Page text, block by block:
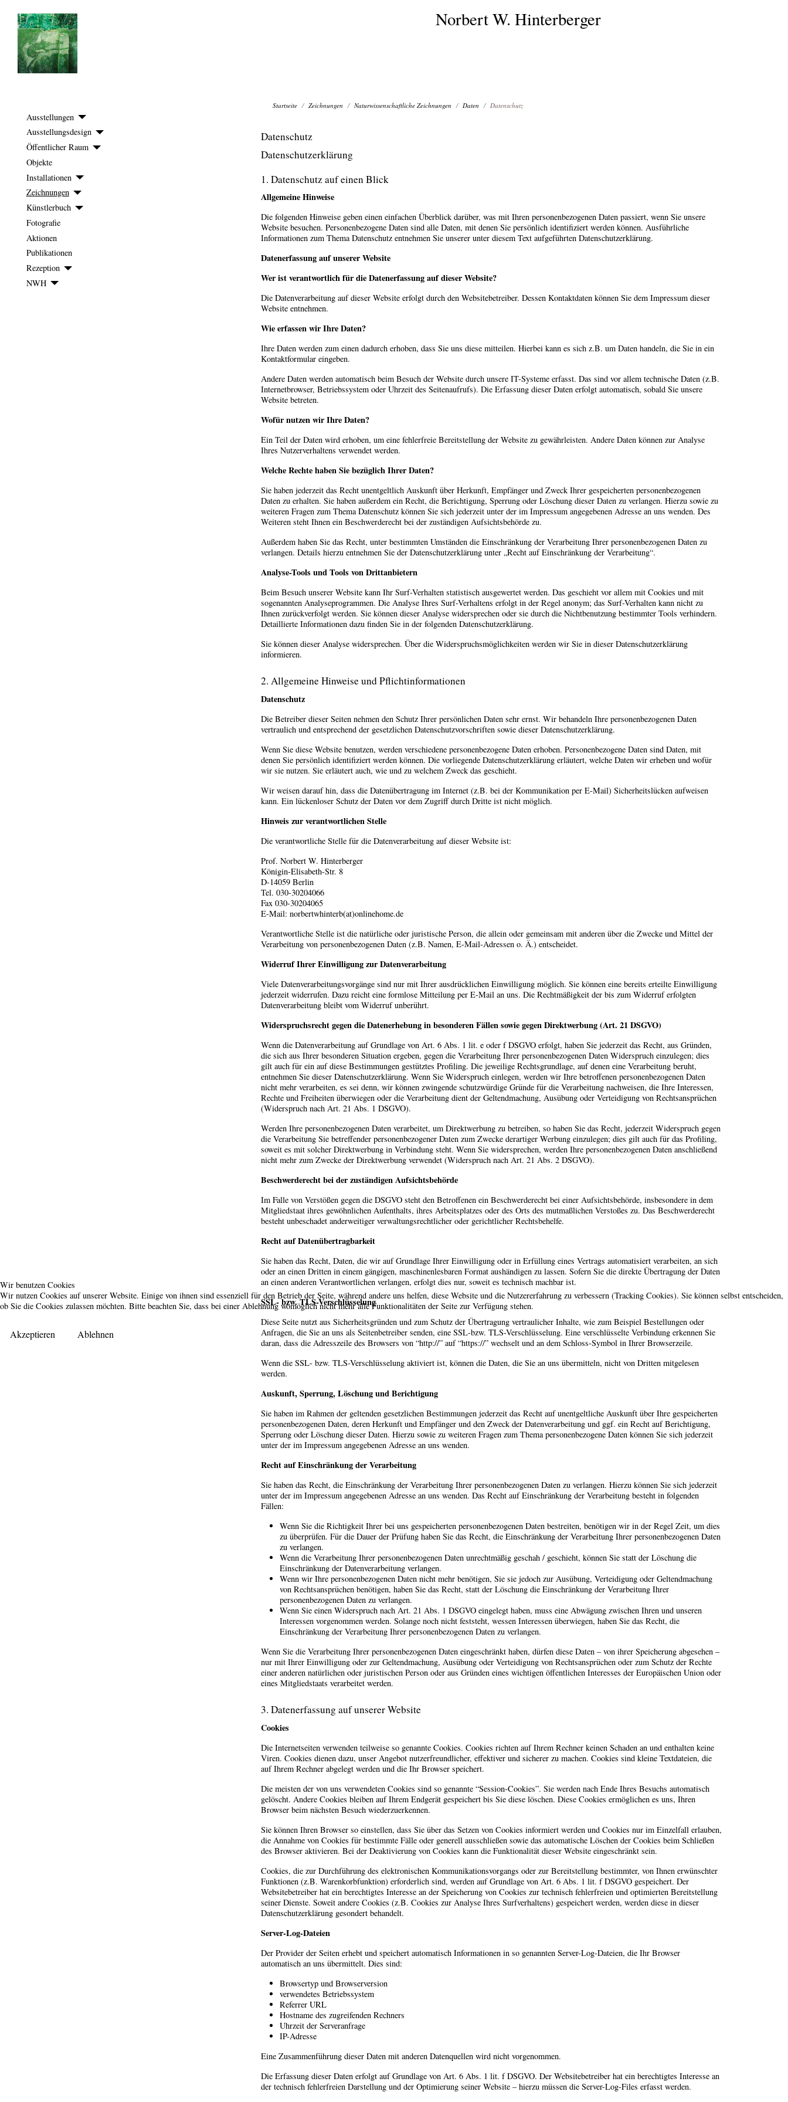
Norbert W. Hinterberger
Ausstellungen
Ausstellungsdesign
Öffentlicher Raum
Objekte
Installationen
Zeichnungen
Künstlerbuch
Fotografie
Aktionen
Publikationen
Rezeption
NWH
Startseite Zeichnungen Naturwissenschaftliche Zeichnungen Daten Datenschutz
Datenschutz
Datenschutzerklärung
1. Datenschutz auf einen Blick
Allgemeine Hinweise
Die folgenden Hinweise geben einen einfachen Überblick darüber, was mit Ihren personenbezogenen Daten passiert, wenn Sie unsere
Website besuchen. Personenbezogene Daten sind alle Daten, mit denen Sie persönlich identifiziert werden können. Ausführliche
Informationen zum Thema Datenschutz entnehmen Sie unserer unter diesem Text aufgeführten Datenschutzerklärung.
Datenerfassung auf unserer Website
Wer ist verantwortlich für die Datenerfassung auf dieser Website?
Die Datenverarbeitung auf dieser Website erfolgt durch den Websitebetreiber. Dessen Kontaktdaten können Sie dem Impressum dieser
Website entnehmen.
Wie erfassen wir Ihre Daten?
Ihre Daten werden zum einen dadurch erhoben, dass Sie uns diese mitteilen. Hierbei kann es sich z.B. um Daten handeln, die Sie in ein
Kontaktformular eingeben.
Andere Daten werden automatisch beim Besuch der Website durch unsere IT-Systeme erfasst. Das sind vor allem technische Daten (z.B.
Internetbrowser, Betriebssystem oder Uhrzeit des Seitenaufrufs). Die Erfassung dieser Daten erfolgt automatisch, sobald Sie unsere
Website betreten.
Wofür nutzen wir Ihre Daten?
Ein Teil der Daten wird erhoben, um eine fehlerfreie Bereitstellung der Website zu gewährleisten. Andere Daten können zur Analyse
Ihres Nutzerverhaltens verwendet werden.
Welche Rechte haben Sie bezüglich Ihrer Daten?
Sie haben jederzeit das Recht unentgeltlich Auskunft über Herkunft, Empfänger und Zweck Ihrer gespeicherten personenbezogenen
Daten zu erhalten. Sie haben außerdem ein Recht, die Berichtigung, Sperrung oder Löschung dieser Daten zu verlangen. Hierzu sowie zu
weiteren Fragen zum Thema Datenschutz können Sie sich jederzeit unter der im Impressum angegebenen Adresse an uns wenden. Des
Weiteren steht Ihnen ein Beschwerderecht bei der zuständigen Aufsichtsbehörde zu.
Außerdem haben Sie das Recht, unter bestimmten Umständen die Einschränkung der Verarbeitung Ihrer personenbezogenen Daten zu
verlangen. Details hierzu entnehmen Sie der Datenschutzerklärung unter „Recht auf Einschränkung der Verarbeitung“.
Analyse-Tools und Tools von Drittanbietern
Beim Besuch unserer Website kann Ihr Surf-Verhalten statistisch ausgewertet werden. Das geschieht vor allem mit Cookies und mit
sogenannten Analyseprogrammen. Die Analyse Ihres Surf-Verhaltens erfolgt in der Regel anonym; das Surf-Verhalten kann nicht zu
Ihnen zurückverfolgt werden. Sie können dieser Analyse widersprechen oder sie durch die Nichtbenutzung bestimmter Tools verhindern.
Detaillierte Informationen dazu finden Sie in der folgenden Datenschutzerklärung.
Sie können dieser Analyse widersprechen. Über die Widerspruchsmöglichkeiten werden wir Sie in dieser Datenschutzerklärung
informieren.
2. Allgemeine Hinweise und Pflichtinformationen
Datenschutz
Die Betreiber dieser Seiten nehmen den Schutz Ihrer persönlichen Daten sehr ernst. Wir behandeln Ihre personenbezogenen Daten
vertraulich und entsprechend der gesetzlichen Datenschutzvorschriften sowie dieser Datenschutzerklärung.
Wenn Sie diese Website benutzen, werden verschiedene personenbezogene Daten erhoben. Personenbezogene Daten sind Daten, mit
denen Sie persönlich identifiziert werden können. Die vorliegende Datenschutzerklärung erläutert, welche Daten wir erheben und wofür
wir sie nutzen. Sie erläutert auch, wie und zu welchem Zweck das geschieht.
Wir weisen darauf hin, dass die Datenübertragung im Internet (z.B. bei der Kommunikation per E-Mail) Sicherheitslücken aufweisen
kann. Ein lückenloser Schutz der Daten vor dem Zugriff durch Dritte ist nicht möglich.
Hinweis zur verantwortlichen Stelle
Die verantwortliche Stelle für die Datenverarbeitung auf dieser Website ist:
Prof. Norbert W. Hinterberger
Königin-Elisabeth-Str. 8
D-14059 Berlin
Tel. 030-30204066
Fax 030-30204065
E-Mail:norbertwhinterb(at)onlinehome.de
Verantwortliche Stelle ist die natürliche oder juristische Person, die allein oder gemeinsam mit anderen über die Zwecke und Mittel der
Verarbeitung von personenbezogenen Daten (z.B. Namen, E-Mail-Adressen o. Ä.) entscheidet.
Widerruf Ihrer Einwilligung zur Datenverarbeitung
Viele Datenverarbeitungsvorgänge sind nur mit Ihrer ausdrücklichen Einwilligung möglich. Sie können eine bereits erteilte Einwilligung
jederzeit widerrufen. Dazu reicht eine formlose Mitteilung per E-Mail an uns. Die Rechtmäßigkeit der bis zum Widerruf erfolgten
Datenverarbeitung bleibt vom Widerruf unberührt.
Widerspruchsrecht gegen die Datenerhebung in besonderen Fällen sowie gegen Direktwerbung (Art. 21 DSGVO)
Wenn die Datenverarbeitung auf Grundlage von Art. 6 Abs. 1 lit. e oder f DSGVO erfolgt, haben Sie jederzeit das Recht, aus Gründen,
die sich aus Ihrer besonderen Situation ergeben, gegen die Verarbeitung Ihrer personenbezogenen Daten Widerspruch einzulegen; dies
gilt auch für ein auf diese Bestimmungen gestütztes Profiling. Die jeweilige Rechtsgrundlage, auf denen eine Verarbeitung beruht,
entnehmen Sie dieser Datenschutzerklärung. Wenn Sie Widerspruch einlegen, werden wir Ihre betroffenen personenbezogenen Daten
nicht mehr verarbeiten, es sei denn, wir können zwingende schutzwürdige Gründe für die Verarbeitung nachweisen, die Ihre Interessen,
Rechte und Freiheiten überwiegen oder die Verarbeitung dient der Geltendmachung, Ausübung oder Verteidigung von Rechtsansprüchen
(Widerspruch nach Art. 21 Abs. 1 DSGVO).
Werden Ihre personenbezogenen Daten verarbeitet, um Direktwerbung zu betreiben, so haben Sie das Recht, jederzeit Widerspruch gegen
die Verarbeitung Sie betreffender personenbezogener Daten zum Zwecke derartiger Werbung einzulegen; dies gilt auch für das Profiling,
soweit es mit solcher Direktwerbung in Verbindung steht. Wenn Sie widersprechen, werden Ihre personenbezogenen Daten anschließend
nicht mehr zum Zwecke der Direktwerbung verwendet (Widerspruch nach Art. 21 Abs. 2 DSGVO).
Beschwerderecht bei der zuständigen Aufsichtsbehörde
Im Falle von Verstößen gegen die DSGVO steht den Betroffenen ein Beschwerderecht bei einer Aufsichtsbehörde, insbesondere in dem
Mitgliedstaat ihres gewöhnlichen Aufenthalts, ihres Arbeitsplatzes oder des Orts des mutmaßlichen Verstoßes zu. Das Beschwerderecht
besteht unbeschadet anderweitiger verwaltungsrechtlicher oder gerichtlicher Rechtsbehelfe.
Recht auf Datenübertragbarkeit
Sie haben das Recht, Daten, die wir auf Grundlage Ihrer Einwilligung oder in Erfüllung eines Vertrags automatisiert verarbeiten, an sich
oder an einen Dritten in einem gängigen, maschinenlesbaren Format aushändigen zu lassen. Sofern Sie die direkte Übertragung der Daten
an einen anderen Verantwortlichen verlangen, erfolgt dies nur, soweit es technisch machbar ist.
SSL- bzw. TLS-Verschlüsselung
Diese Seite nutzt aus Sicherheitsgründen und zum Schutz der Übertragung vertraulicher Inhalte, wie zum Beispiel Bestellungen oder
Anfragen, die Sie an uns als Seitenbetreiber senden, eine SSL-bzw. TLS-Verschlüsselung. Eine verschlüsselte Verbindung erkennen Sie
daran, dass die Adresszeile des Browsers von “http://” auf “https://” wechselt und an dem Schloss-Symbol in Ihrer Browserzeile.
Wenn die SSL- bzw. TLS-Verschlüsselung aktiviert ist, können die Daten, die Sie an uns übermitteln, nicht von Dritten mitgelesen
werden.
Auskunft, Sperrung, Löschung und Berichtigung
Sie haben im Rahmen der geltenden gesetzlichen Bestimmungen jederzeit das Recht auf unentgeltliche Auskunft über Ihre gespeicherten
personenbezogenen Daten, deren Herkunft und Empfänger und den Zweck der Datenverarbeitung und ggf. ein Recht auf Berichtigung,
Sperrung oder Löschung dieser Daten. Hierzu sowie zu weiteren Fragen zum Thema personenbezogene Daten können Sie sich jederzeit
unter der im Impressum angegebenen Adresse an uns wenden.
Recht auf Einschränkung der Verarbeitung
Sie haben das Recht, die Einschränkung der Verarbeitung Ihrer personenbezogenen Daten zu verlangen. Hierzu können Sie sich jederzeit
unter der im Impressum angegebenen Adresse an uns wenden. Das Recht auf Einschränkung der Verarbeitung besteht in folgenden
Fällen:
Wenn Sie die Richtigkeit Ihrer bei uns gespeicherten personenbezogenen Daten bestreiten, benötigen wir in der Regel Zeit, um dies
zu überprüfen. Für die Dauer der Prüfung haben Sie das Recht, die Einschränkung der Verarbeitung Ihrer personenbezogenen Daten
zu verlangen.
Wenn die Verarbeitung Ihrer personenbezogenen Daten unrechtmäßig geschah / geschieht, können Sie statt der Löschung die
Einschränkung der Datenverarbeitung verlangen.
Wenn wir Ihre personenbezogenen Daten nicht mehr benötigen, Sie sie jedoch zur Ausübung, Verteidigung oder Geltendmachung
von Rechtsansprüchen benötigen, haben Sie das Recht, statt der Löschung die Einschränkung der Verarbeitung Ihrer
personenbezogenen Daten zu verlangen.
Wenn Sie einen Widerspruch nach Art. 21 Abs. 1 DSGVO eingelegt haben, muss eine Abwägung zwischen Ihren und unseren
Interessen vorgenommen werden. Solange noch nicht feststeht, wessen Interessen überwiegen, haben Sie das Recht, die
Einschränkung der Verarbeitung Ihrer personenbezogenen Daten zu verlangen.
Wenn Sie die Verarbeitung Ihrer personenbezogenen Daten eingeschränkt haben, dürfen diese Daten – von ihrer Speicherung abgesehen –
nur mit Ihrer Einwilligung oder zur Geltendmachung, Ausübung oder Verteidigung von Rechtsansprüchen oder zum Schutz der Rechte
einer anderen natürlichen oder juristischen Person oder aus Gründen eines wichtigen öffentlichen Interesses der Europäischen Union oder
eines Mitgliedstaats verarbeitet werden.
3. Datenerfassung auf unserer Website
Cookies
Die Internetseiten verwenden teilweise so genannte Cookies. Cookies richten auf Ihrem Rechner keinen Schaden an und enthalten keine
Viren. Cookies dienen dazu, unser Angebot nutzerfreundlicher, effektiver und sicherer zu machen. Cookies sind kleine Textdateien, die
auf Ihrem Rechner abgelegt werden und die Ihr Browser speichert.
Die meisten der von uns verwendeten Cookies sind so genannte “Session-Cookies”. Sie werden nach Ende Ihres Besuchs automatisch
gelöscht. Andere Cookies bleiben auf Ihrem Endgerät gespeichert bis Sie diese löschen. Diese Cookies ermöglichen es uns, Ihren
Browser beim nächsten Besuch wiederzuerkennen.
Sie können Ihren Browser so einstellen, dass Sie über das Setzen von Cookies informiert werden und Cookies nur im Einzelfall erlauben,
die Annahme von Cookies für bestimmte Fälle oder generell ausschließen sowie das automatische Löschen der Cookies beim Schließen
des Browser aktivieren. Bei der Deaktivierung von Cookies kann die Funktionalität dieser Website eingeschränkt sein.
Cookies, die zur Durchführung des elektronischen Kommunikationsvorgangs oder zur Bereitstellung bestimmter, von Ihnen erwünschter
Funktionen (z.B. Warenkorbfunktion) erforderlich sind, werden auf Grundlage von Art. 6 Abs. 1 lit. f DSGVO gespeichert. Der
Websitebetreiber hat ein berechtigtes Interesse an der Speicherung von Cookies zur technisch fehlerfreien und optimierten Bereitstellung
seiner Dienste. Soweit andere Cookies (z.B. Cookies zur Analyse Ihres Surfverhaltens) gespeichert werden, werden diese in dieser
Datenschutzerklärung gesondert behandelt.
Server-Log-Dateien
Der Provider der Seiten erhebt und speichert automatisch Informationen in so genannten Server-Log-Dateien, die Ihr Browser
automatisch an uns übermittelt. Dies sind:
Browsertyp und Browserversion
verwendetes Betriebssystem
Referrer URL
Hostname des zugreifenden Rechners
Uhrzeit der Serveranfrage
IP-Adresse
Eine Zusammenführung dieser Daten mit anderen Datenquellen wird nicht vorgenommen.
Die Erfassung dieser Daten erfolgt auf Grundlage von Art. 6 Abs. 1 lit. f DSGVO. Der Websitebetreiber hat ein berechtigtes Interesse an
der technisch fehlerfreien Darstellung und der Optimierung seiner Website – hierzu müssen die Server-Log-Files erfasst werden.
Wir benutzen Cookies
Wir nutzen Cookies auf unserer Website. Einige von ihnen sind essenziell für den Betrieb der Seite, während andere uns helfen, diese Website und die Nutzererfahrung zu verbessern (Tracking Cookies). Sie können selbst entscheiden,
ob Sie die Cookies zulassen möchten. Bitte beachten Sie, dass bei einer Ablehnung womöglich nicht mehr alle Funktionalitäten der Seite zur Verfügung stehen.
Akzeptieren Ablehnen